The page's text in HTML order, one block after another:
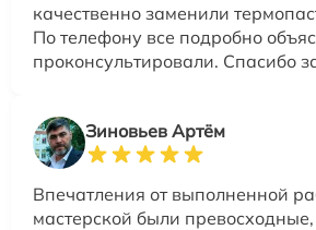
качественно заменили
По телефону все подробно
проконсультировали. Спасибо
Зиновьев Артём
Впечатления от выполненной
мастерской были превосходные,